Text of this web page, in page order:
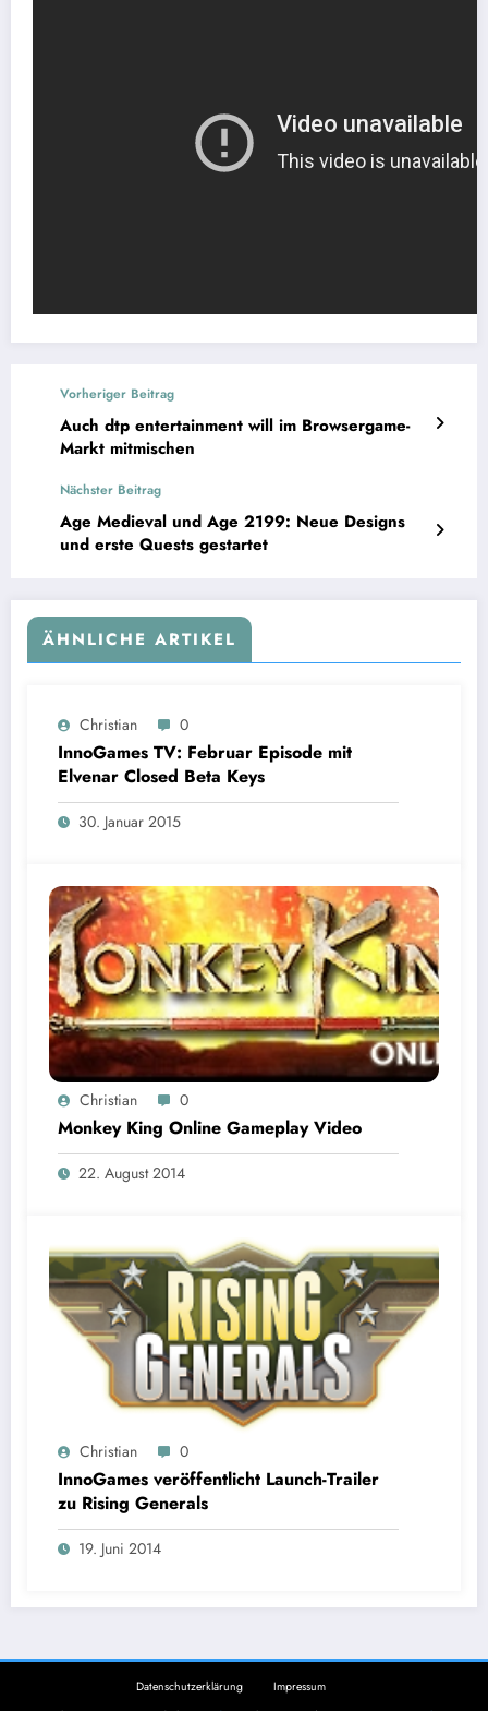
Vorheriger Beitrag
Auch dtp entertainment will im Browsergame-
Markt mitmischen
Nächster Beitrag
Age Medieval und Age 2199: Neue Designs
und erste Quests gestartet
ÄHNLICHE ARTIKEL
Christian 0
InnoGames TV: Februar Episode mit
Elvenar Closed Beta Keys
30. Januar 2015
Christian 0
Monkey King Online Gameplay Video
22. August 2014
Christian 0
InnoGames veröffentlicht Launch-Trailer
zu Rising Generals
19. Juni 2014
Datenschutzerklärung
Impressum